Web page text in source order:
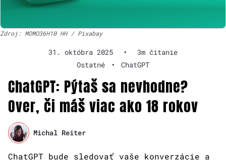
Zdroj: MOMO36H10 HH / Pixabay
31. októbra 2025 •
3m čítanie
Ostatné
• ChatGPT
ChatGPT: Pýtaš sa nevhodne?
Over, či máš viac ako 18 rokov
Michal Reiter
ChatGPT bude sledovať vaše konverzácie a